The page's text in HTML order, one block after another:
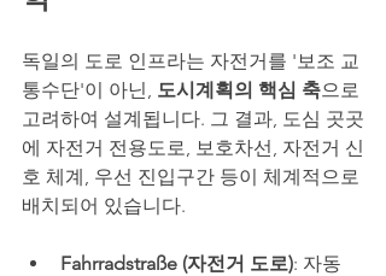
독일의 도로 인프라는 자전거를 '보조 교
통수단'이 아닌,
도시계획의 핵심 축으로
고려하여 설계됩니다. 그 결과, 도심 곳곳
에 자전거 전용도로, 보호차선, 자전거 신
호 체계, 우선 진입구간 등이 체계적으로
배치되어 있습니다.
Fahrradstraße (자전거 도로): 자동